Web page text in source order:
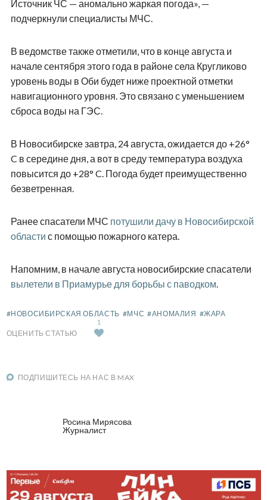
Источник ЧС — аномально жаркая погода», —
подчеркнули специалисты МЧС.
В ведомстве также отметили, что в конце августа и
начале сентября этого года в районе села Кругликово
уровень воды в Оби будет ниже проектной отметки
навигационного уровня. Это связано с уменьшением
сброса воды на ГЭС.
В Новосибирске завтра, 24 августа, ожидается до +26°
C в середине дня, а вот в среду температура воздуха
повысится до +28° C. Погода будет преимущественно
безветренная.
Ранее спасатели МЧС потушили дачу в Новосибирской
области с помощью пожарного катера.
Напомним, в начале августа новосибирские спасатели
вылетели в Приамурье для борьбы с паводком.
#НОВОСИБИРСКАЯ ОБЛАСТЬ #МЧС #АНОМАЛИЯ #ЖАРА
ОЦЕНИТЬ СТАТЬЮ
1
ПОДПИШИТЕСЬ НА НАС В MAX
Росина Мирясова
Журналист